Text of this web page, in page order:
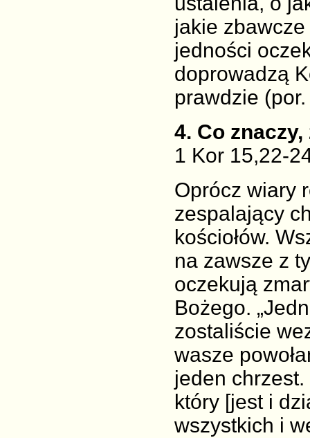
jakie
jedności
doprowadzą
prawdzie
4. Co
1 Kor 15,22-
Oprócz wiary
zespalający
kościołów.
na zawsze z
oczekują
Bożego.
zostaliście
wasze
jeden
który [jest i
wszystkich i